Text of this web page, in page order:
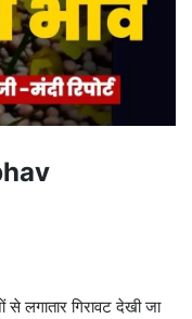
से लगातार गिरावट देखी जा